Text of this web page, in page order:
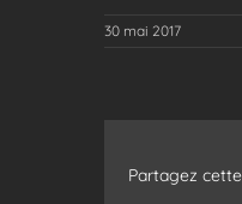
30 mai 2017
Partagez